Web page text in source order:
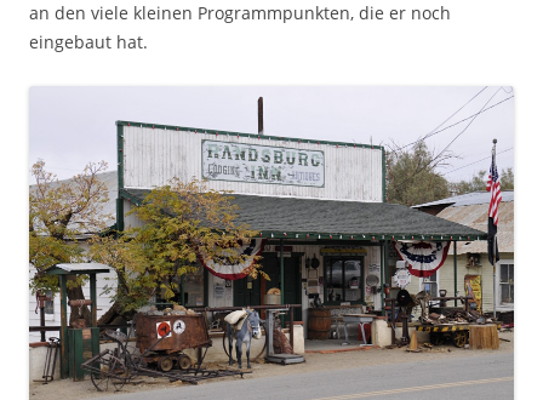
an den viele kleinen Programmpunkten, die er noch
eingebaut hat.